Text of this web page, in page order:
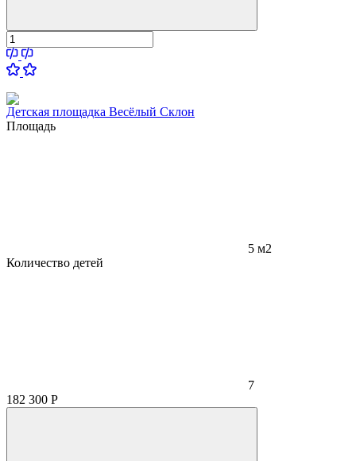
Детская площадка Весёлый Склон
Площадь
5 м2
Количество детей
7
182 300 Р